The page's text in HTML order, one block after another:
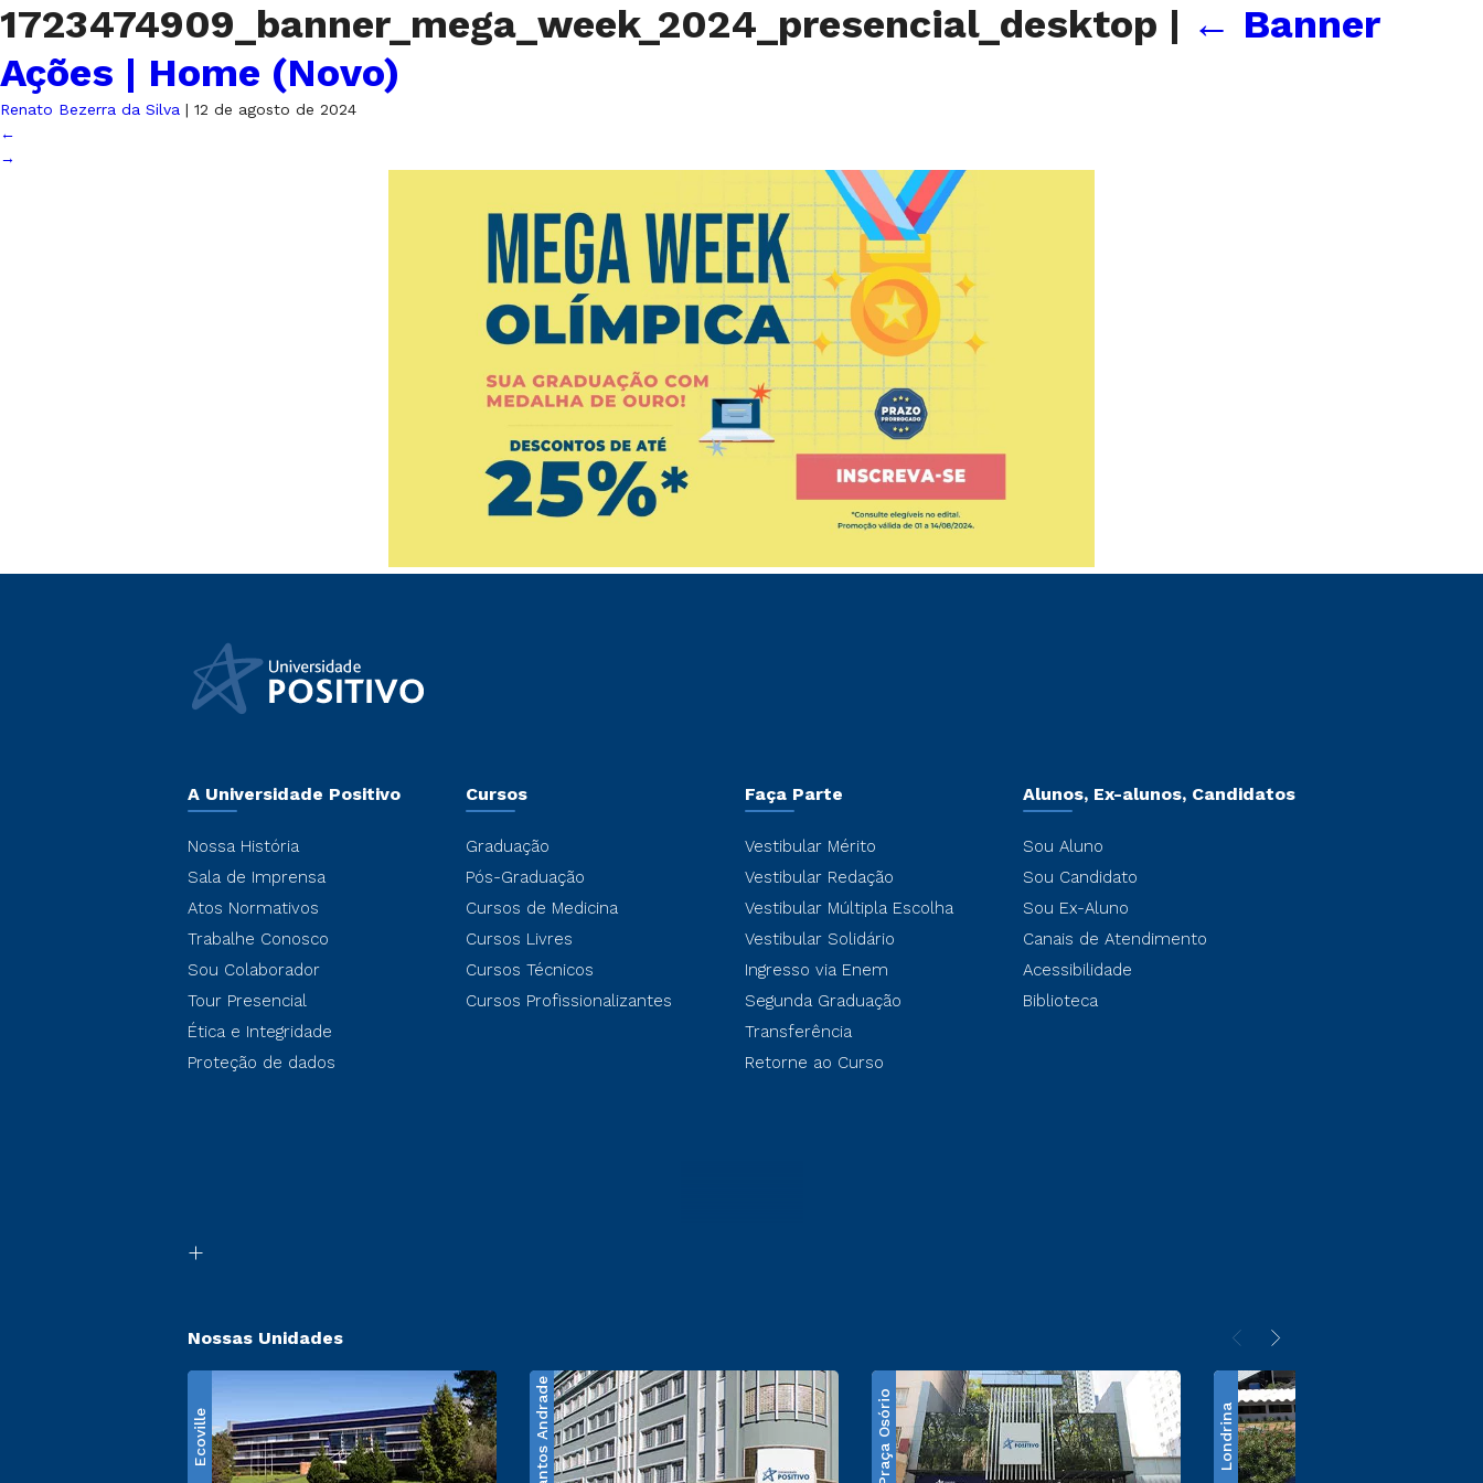
1723474909_banner_mega_week_2024_presencial_desktop | ← Banner
Ações | Home (Novo)
Renato Bezerra da Silva | 12 de agosto de 2024
←
→
A Universidade Positivo
Nossa História
Sala de Imprensa
Atos Normativos
Trabalhe Conosco
Sou Colaborador
Tour Presencial
Ética e Integridade
Proteção de dados
Cursos
Graduação
Pós-Graduação
Cursos de Medicina
Cursos Livres
Cursos Técnicos
Cursos Profissionalizantes
Faça Parte
Vestibular Mérito
Vestibular Redação
Vestibular Múltipla Escolha
Vestibular Solidário
Ingresso via Enem
Segunda Graduação
Transferência
Retorne ao Curso
Alunos, Ex-alunos, Candidatos
Sou Aluno
Sou Candidato
Sou Ex-Aluno
Canais de Atendimento
Acessibilidade
Biblioteca
Nossas Unidades
Ecoville Santos Andrade Praça Osório Londrina